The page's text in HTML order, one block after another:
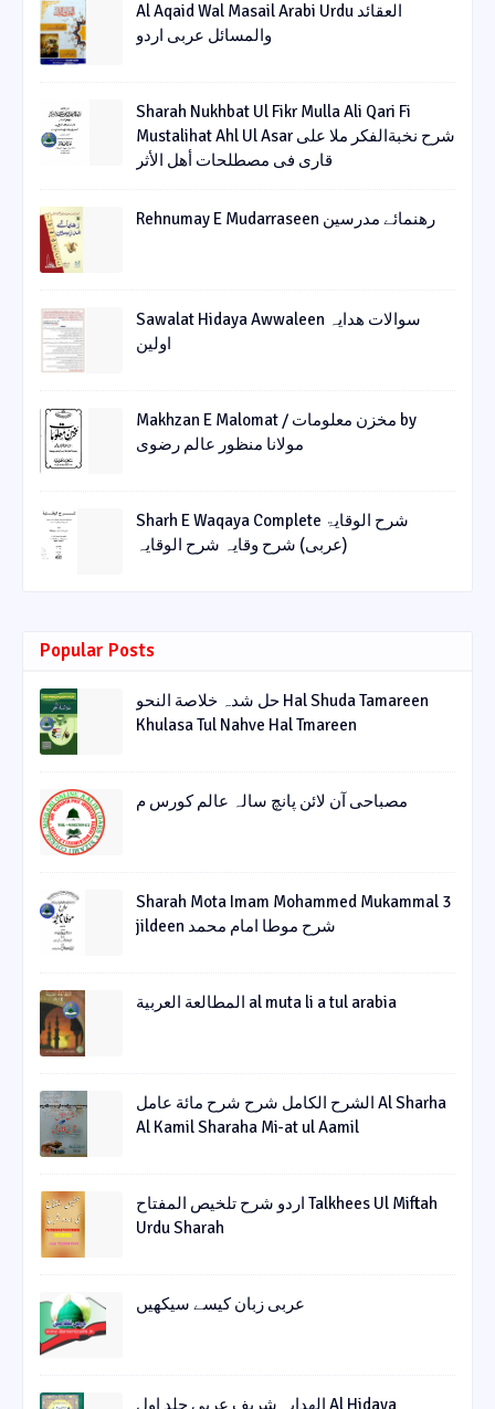
Al Aqaid Wal Masail Arabi Urdu العقائد
والمسائل عربی اردو
Sharah Nukhbat Ul Fikr Mulla Ali Qari Fi
Mustalihat Ahl Ul Asar شرح نخبةالفکر ملا علی
قاری فی مصطلحات أھل الأثر
Rehnumay E Mudarraseen رهنمائے مدرسین
Sawalat Hidaya Awwaleen سوالات ھدایہ
اولین
Makhzan E Malomat / مخزن معلومات by
مولانا منظور عالم رضوی
Sharh E Waqaya Complete شرح الوقایۃ
(عربی) شرح وقایہ شرح الوقایہ
Popular Posts
حل شدہ خلاصة النحو Hal Shuda Tamareen
Khulasa Tul Nahve Hal Tmareen
مصباحی آن لائن پانچ سالہ عالم کورس م
Sharah Mota Imam Mohammed Mukammal 3
jildeen شرح موطا امام محمد
المطالعة العربية al muta li a tul arabia
الشرح الکامل شرح شرح مائة عامل Al Sharha
Al Kamil Sharaha Mi-at ul Aamil
اردو شرح تلخیص المفتاح Talkhees Ul Miftah
Urdu Sharah
عربی زبان کیسے سیکھیں
الھدایہ شریف عربی جلد اول Al Hidaya